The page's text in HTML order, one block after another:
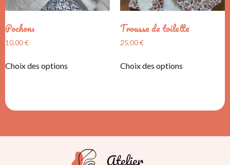
Pochons
10,00€
Choix des options
Trousse de toilette
25,00€
Choix des options